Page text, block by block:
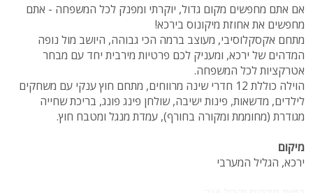
אם אתם מחפשים מקום גדול, יוקרתי ומפנק לכל המשפחה - אתם
מחפשים את אחוזת מיקונוס בירכא!
מתחם אקסקלוסיבי, מעוצב ברמה הכי גבוהה, היושב מול נופה
המדהים של ירכא, ומעניק לכם פרטיות מירבית יחד עם מבחר
אטרקציות לכל המשפחה.
הוילה כוללת 12 חדרי שינה מרווחים, מתחם חוץ ענקי עם משחקים
לילדים, מדשאות, פינות ישיבה, שולחן פינג פונג, בריכת שחייה
מגודרת (מחוממת ומקורה בחורף), עמדת מנגל ומטבח חוץ.
מיקום
ירכא, הגליל המערבי